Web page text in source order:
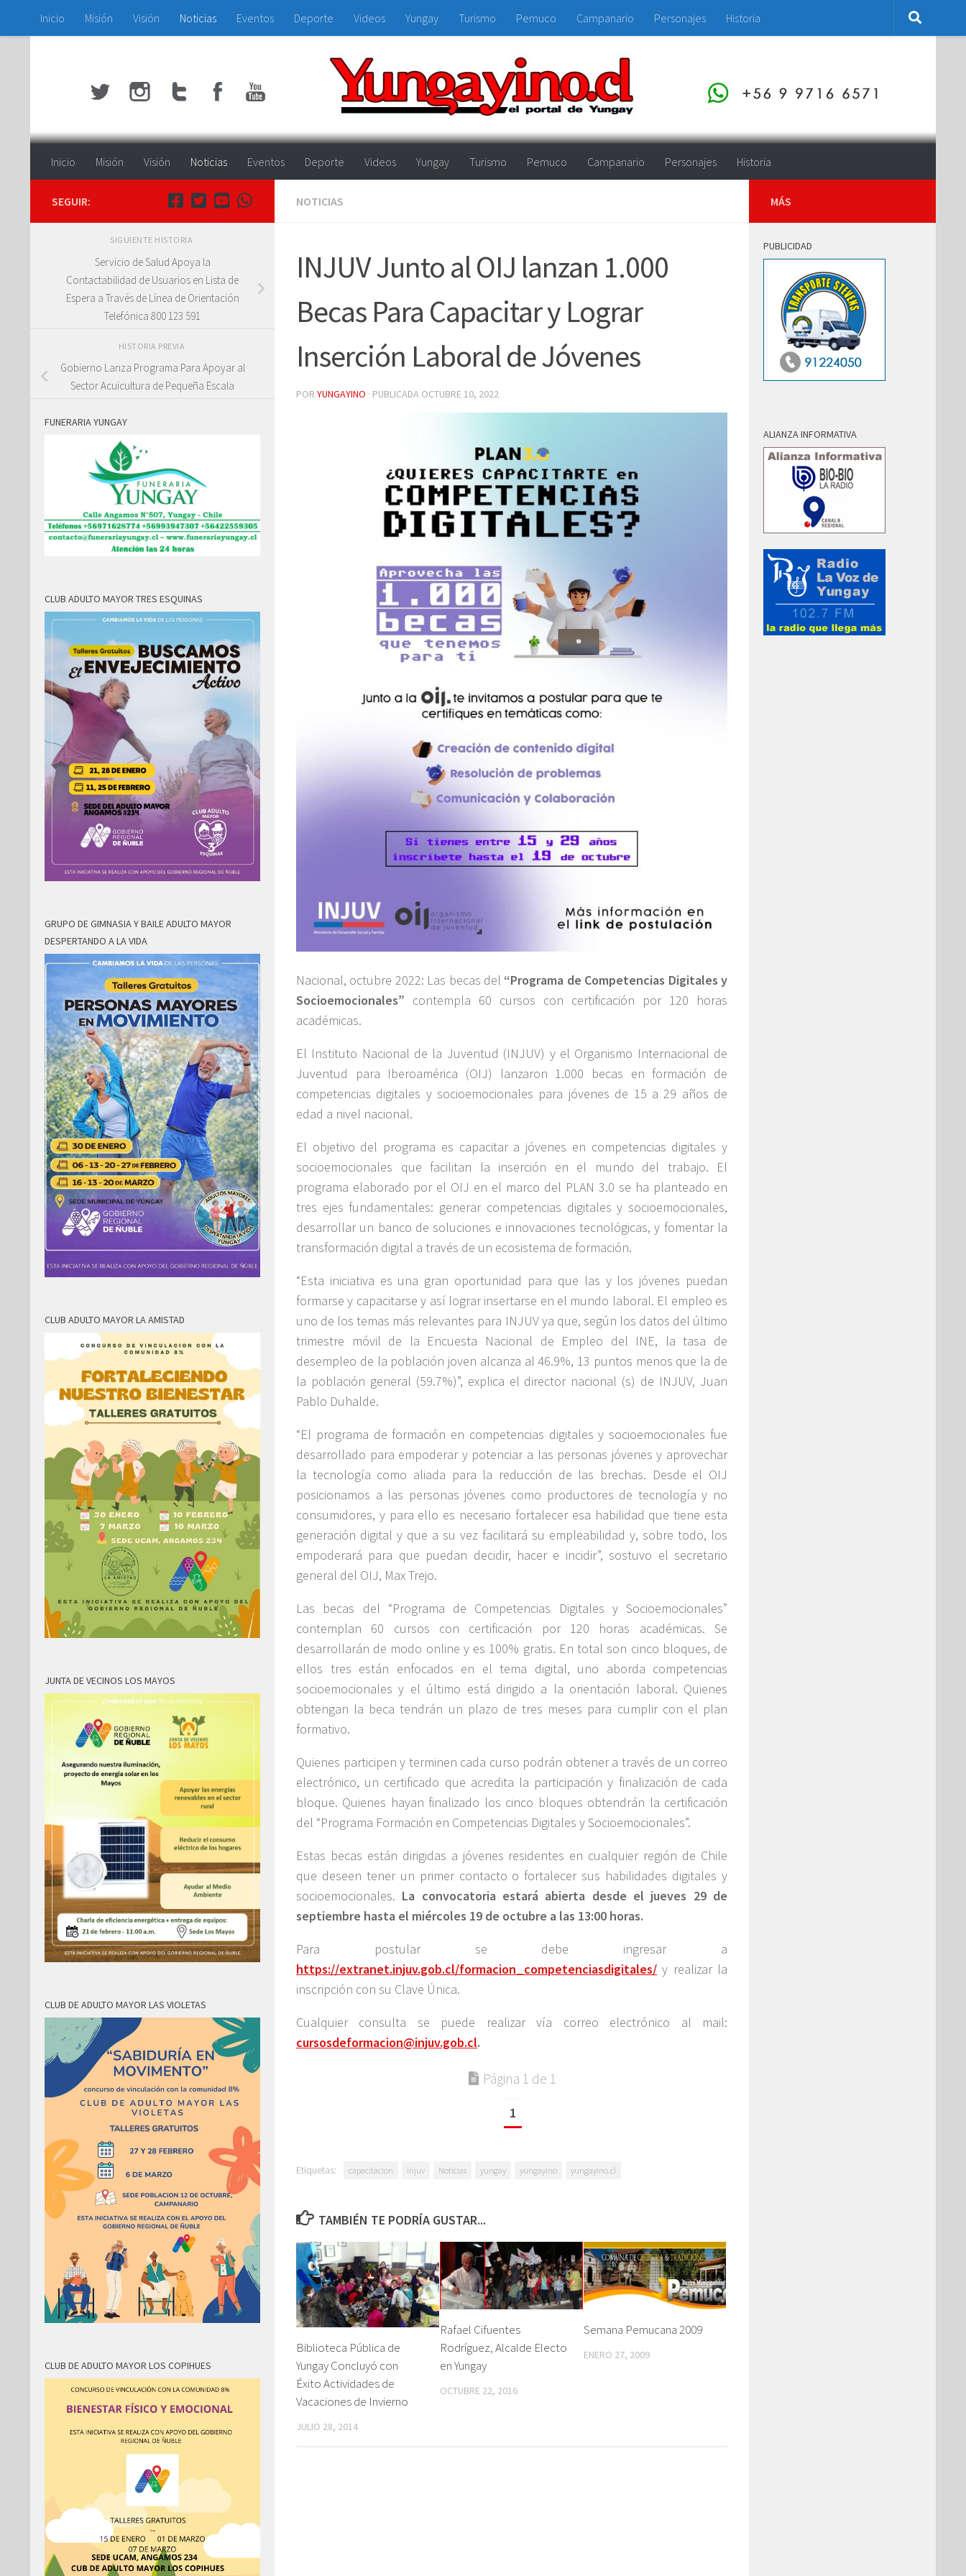
Saltar al contenido
Inicio Misión Visión Noticias Eventos Deporte Videos Yungay Turismo Pemuco Campanario Personajes Historia
Inicio Misión Visión Noticias Eventos Deporte Videos Yungay Turismo Pemuco Campanario Personajes Historia
NOTICIAS
INJUV Junto al OIJ lanzan 1.000
Becas Para Capacitar y Lograr
Inserción Laboral de Jóvenes
POR YUNGAYINO · PUBLICADA OCTUBRE 10, 2022
Nacional, octubre 2022: Las becas del “Programa de Competencias Digitales y
Socioemocionales” contempla 60 cursos con certificación por 120 horas
académicas.
El Instituto Nacional de la Juventud (INJUV) y el Organismo Internacional de
Juventud para Iberoamérica (OIJ) lanzaron 1.000 becas en formación de
competencias digitales y socioemocionales para jóvenes de 15 a 29 años de
edad a nivel nacional.
El objetivo del programa es capacitar a jóvenes en competencias digitales y
socioemocionales que facilitan la inserción en el mundo del trabajo. El
programa elaborado por el OIJ en el marco del PLAN 3.0 se ha planteado en
tres ejes fundamentales: generar competencias digitales y socioemocionales,
desarrollar un banco de soluciones e innovaciones tecnológicas, y fomentar la
transformación digital a través de un ecosistema de formación.
“Esta iniciativa es una gran oportunidad para que las y los jóvenes puedan
formarse y capacitarse y así lograr insertarse en el mundo laboral. El empleo es
uno de los temas más relevantes para INJUV ya que, según los datos del último
trimestre móvil de la Encuesta Nacional de Empleo del INE, la tasa de
desempleo de la población joven alcanza al 46.9%, 13 puntos menos que la de
la población general (59.7%)”, explica el director nacional (s) de INJUV, Juan
Pablo Duhalde.
“El programa de formación en competencias digitales y socioemocionales fue
desarrollado para empoderar y potenciar a las personas jóvenes y aprovechar
la tecnología como aliada para la reducción de las brechas. Desde el OIJ
posicionamos a las personas jóvenes como productores de tecnología y no
consumidores, y para ello es necesario fortalecer esa habilidad que tiene esta
generación digital y que a su vez facilitará su empleabilidad y, sobre todo, los
empoderará para que puedan decidir, hacer e incidir”, sostuvo el secretario
general del OIJ, Max Trejo.
Las becas del “Programa de Competencias Digitales y Socioemocionales”
contemplan 60 cursos con certificación por 120 horas académicas. Se
desarrollarán de modo online y es 100% gratis. En total son cinco bloques, de
ellos tres están enfocados en el tema digital, uno aborda competencias
socioemocionales y el último está dirigido a la orientación laboral. Quienes
obtengan la beca tendrán un plazo de tres meses para cumplir con el plan
formativo.
Quienes participen y terminen cada curso podrán obtener a través de un correo
electrónico, un certificado que acredita la participación y finalización de cada
bloque. Quienes hayan finalizado los cinco bloques obtendrán la certificación
del “Programa Formación en Competencias Digitales y Socioemocionales”.
Estas becas están dirigidas a jóvenes residentes en cualquier región de Chile
que deseen tener un primer contacto o fortalecer sus habilidades digitales y
socioemocionales. La convocatoria estará abierta desde el jueves 29 de
septiembre hasta el miércoles 19 de octubre a las 13:00 horas.
Para postular se debe ingresar a
https://extranet.injuv.gob.cl/formacion_competenciasdigitales/ y realizar la
inscripción con su Clave Única.
Cualquier consulta se puede realizar vía correo electrónico al mail:
cursosdeformacion@injuv.gob.cl.
Página 1 de 1
1
Etiquetas: capacitacion injuv Noticias yungay yungayino yungayino.cl
TAMBIÉN TE PODRÍA GUSTAR...
Biblioteca Pública de
Yungay Concluyó con
Éxito Actividades de
Vacaciones de Invierno
JULIO 28, 2014
Rafael Cifuentes
Rodríguez, Alcalde Electo
en Yungay
OCTUBRE 22, 2016
Semana Pemucana 2009
ENERO 27, 2009
SEGUIR:
SIGUIENTE HISTORIA
Servicio de Salud Apoya la
Contactabilidad de Usuarios en Lista de
Espera a Través de Línea de Orientación
Telefónica 800 123 591
HISTORIA PREVIA
Gobierno Lanza Programa Para Apoyar al
Sector Acuicultura de Pequeña Escala
FUNERARIA YUNGAY
CLUB ADULTO MAYOR TRES ESQUINAS
GRUPO DE GIMNASIA Y BAILE ADULTO MAYOR
DESPERTANDO A LA VIDA
CLUB ADULTO MAYOR LA AMISTAD
JUNTA DE VECINOS LOS MAYOS
CLUB DE ADULTO MAYOR LAS VIOLETAS
CLUB DE ADULTO MAYOR LOS COPIHUES
MÁS
PUBLICIDAD
ALIANZA INFORMATIVA